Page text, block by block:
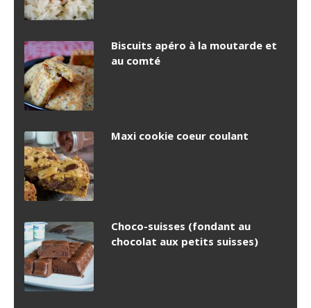
Biscuits apéro à la moutarde et
au comté
Maxi cookie coeur coulant
Choco-suisses (fondant au
chocolat aux petits suisses)